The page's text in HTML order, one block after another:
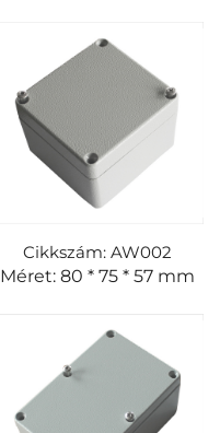
Cikkszám: AW002
Méret: 80 * 75 * 57 mm